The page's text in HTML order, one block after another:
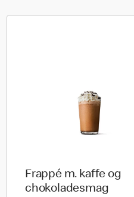
calories
Frappé m. kaffe og
chokoladesmag